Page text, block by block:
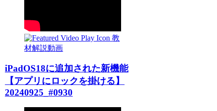
教
材解説動画
iPadOS18に追加された新機能
【アプリにロックを掛ける】
20240925_#0930